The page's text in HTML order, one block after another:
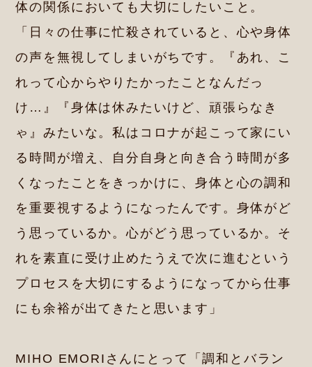
体の関係においても大切にしたいこと。
「日々の仕事に忙殺されていると、心や身体
の声を無視してしまいがちです。『あれ、こ
れって心からやりたかったことなんだっ
け…』『身体は休みたいけど、頑張らなき
ゃ』みたいな。私はコロナが起こって家にい
る時間が増え、自分自身と向き合う時間が多
くなったことをきっかけに、身体と心の調和
を重要視するようになったんです。身体がど
う思っているか。心がどう思っているか。そ
れを素直に受け止めたうえで次に進むという
プロセスを大切にするようになってから仕事
にも余裕が出てきたと思います」
MIHO EMORIさんにとって「調和とバラン